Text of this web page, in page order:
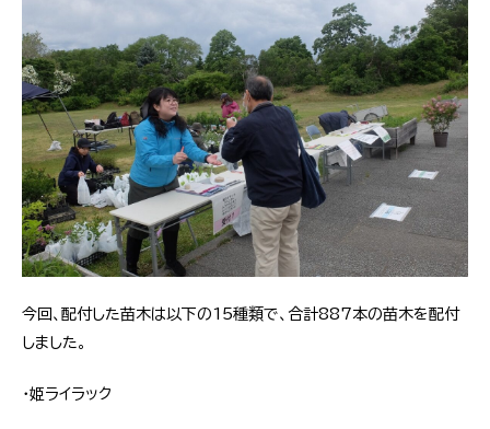
今回、配付した苗木は以下の15種類で、合計887本の苗木を配付
しました。
・姫ライラック